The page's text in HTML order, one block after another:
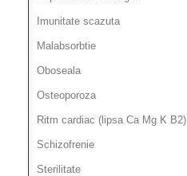
Imunitate scazuta
Malabsorbtie
Oboseala
Osteoporoza
Ritm cardiac (lipsa Ca Mg K B2)
Schizofrenie
Sterilitate